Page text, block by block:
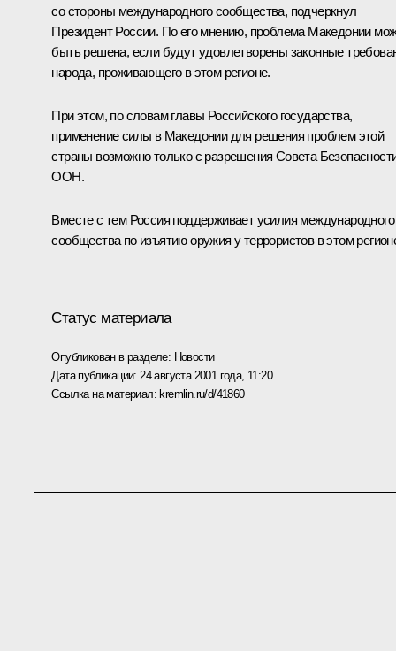
со стороны международного сообщества, подчеркнул
Президент России. По его мнению, проблема Македонии
быть решена, если будут удовлетворены законные
народа, проживающего в этом регионе.
При этом, по словам главы Российского государства,
применение силы в Македонии для решения проблем этой
страны возможно только с разрешения Совета
ООН.
Вместе с тем Россия поддерживает усилия международного
сообщества по изъятию оружия у террористов в этом
Статус материала
Опубликован в разделе: Новости
Дата публикации: 24 августа 2001 года, 11:20
Ссылка на материал:kremlin.ru/d/41860